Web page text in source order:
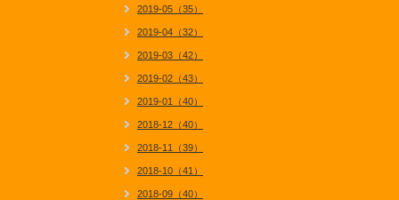
2019-05（35）
2019-04（32）
2019-03（42）
2019-02（43）
2019-01（40）
2018-12（40）
2018-11（39）
2018-10（41）
2018-09（40）